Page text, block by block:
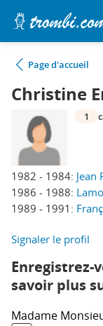
Page d'accueil
Christine
1982 - 1984: Jean
1986 - 1988:
1989 - 1991:
1
Signaler le profil
Enregistrez-
savoir plus
Madame